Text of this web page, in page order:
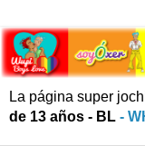
La página super
de 13 años - BL -